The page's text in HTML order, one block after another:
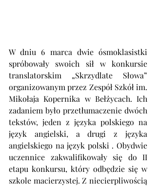
W dniu 6 marca dwie ósmoklasistki
spróbowały swoich sił w konkursie
translatorskim „Skrzydlate Słowa”
organizowanym przez Zespół Szkół im.
Mikołaja Kopernika w Bełżycach. Ich
zadaniem było przetłumaczenie dwóch
tekstów, jeden z języka polskiego na
język angielski, a drugi z języka
angielskiego na język polski . Obydwie
uczennice zakwalifikowały się do II
etapu konkursu, który odbędzie się w
szkole macierzystej. Z niecierpliwością